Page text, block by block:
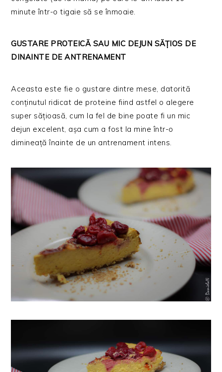
minute într-o tigaie să se înmoaie.
GUSTARE PROTEICĂ SAU MIC DEJUN SĂȚIOS DE
DINAINTE DE ANTRENAMENT
Aceasta este fie o gustare dintre mese, datorită
conținutul ridicat de proteine fiind astfel o alegere
super sățioasă, cum la fel de bine poate fi un mic
dejun excelent, așa cum a fost la mine într-o
dimineață înainte de un antrenament intens.